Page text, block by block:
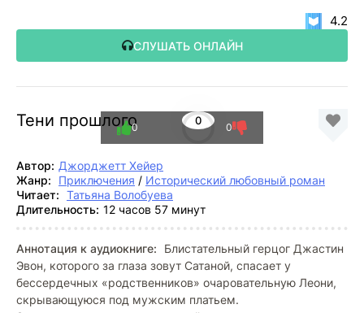
СЛУШАТЬ ОНЛАЙН
4.2
Тени прошлого 0
0 0
Автор: Джорджетт Хейер
Жанр:
Приключения / Исторический любовный роман
Читает: Татьяна Волобуева
Длительность: 12 часов 57 минут
Аннотация к аудиокниге:
Блистательный герцог Джастин
Эвон, которого за глаза зовут Сатаной, спасает у
бессердечных «родственников» очаровательную Леони,
скрывающуюся под мужским платьем.